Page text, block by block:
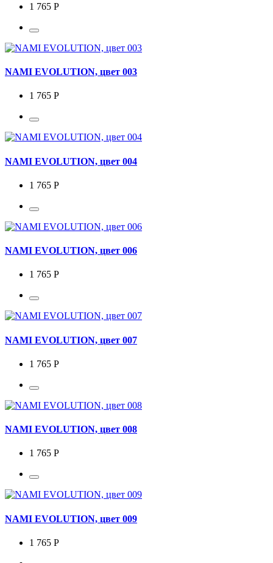
1 765 Р
NAMI EVOLUTION, цвет 003
1 765 Р
NAMI EVOLUTION, цвет 004
1 765 Р
NAMI EVOLUTION, цвет 006
1 765 Р
NAMI EVOLUTION, цвет 007
1 765 Р
NAMI EVOLUTION, цвет 008
1 765 Р
NAMI EVOLUTION, цвет 009
1 765 Р